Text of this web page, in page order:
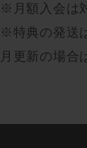
※月額入会は
※特典の発送
月更新の場合